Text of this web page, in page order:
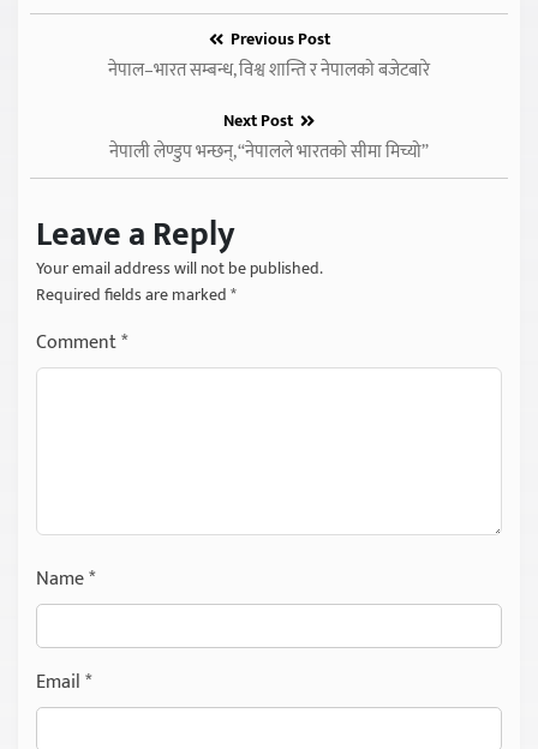
Previous Post
नेपाल–भारत सम्बन्ध, विश्व शान्ति र नेपालको बजेटबारे
Next Post
नेपाली लेण्डुप भन्छन्, “नेपालले भारतको सीमा मिच्यो”
Leave a Reply
Your email address will not be published.
Required fields are marked*
Comment*
Name*
Email*